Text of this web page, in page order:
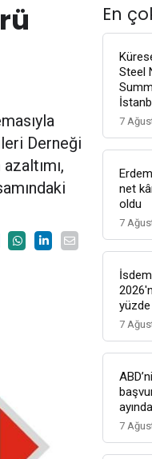
Derneği
En
Steel
7
net
oldu
7
yüzde
7
7